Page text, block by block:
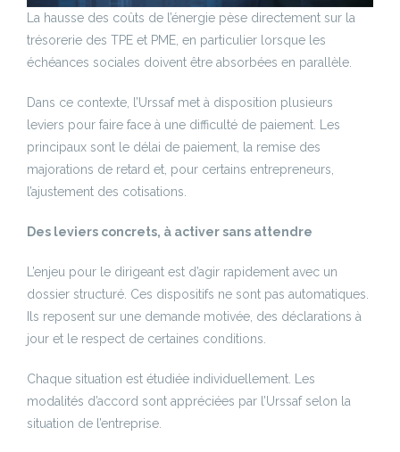
La hausse des coûts de l’énergie pèse directement sur la
trésorerie des TPE et PME, en particulier lorsque les
échéances sociales doivent être absorbées en parallèle.
Dans ce contexte, l’Urssaf met à disposition plusieurs
leviers pour faire face à une difficulté de paiement. Les
principaux sont le délai de paiement, la remise des
majorations de retard et, pour certains entrepreneurs,
l’ajustement des cotisations.
Des leviers concrets, à activer sans attendre
L’enjeu pour le dirigeant est d’agir rapidement avec un
dossier structuré. Ces dispositifs ne sont pas automatiques.
Ils reposent sur une demande motivée, des déclarations à
jour et le respect de certaines conditions.
Chaque situation est étudiée individuellement. Les
modalités d’accord sont appréciées par l’Urssaf selon la
situation de l’entreprise.